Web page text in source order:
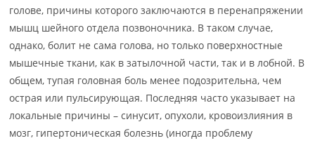
голове, причины которого заключаются в перенапряжении
мышц шейного отдела позвоночника. В таком случае,
однако, болит не сама голова, но только поверхностные
мышечные ткани, как в затылочной части, так и в лобной. В
общем, тупая головная боль менее подозрительна, чем
острая или пульсирующая. Последняя часто указывает на
локальные причины – синусит, опухоли, кровоизлияния в
мозг, гипертоническая болезнь (иногда проблему